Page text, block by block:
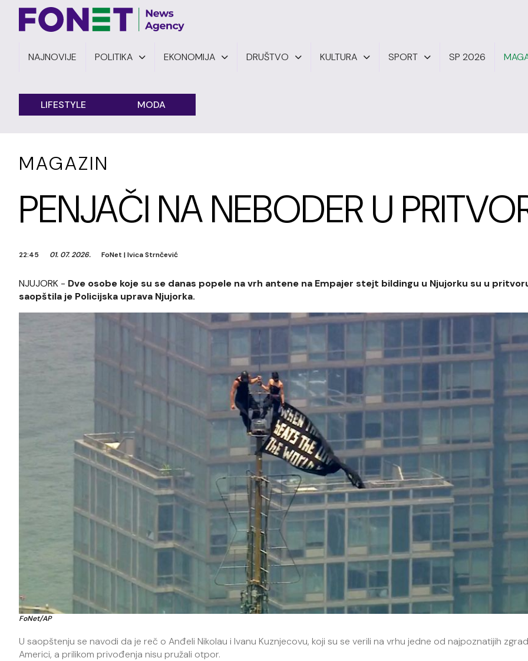
NAJNOVIJE POLITIKA EKONOMIJA DRUŠTVO KULTURA SPORT SP 2026
LIFESTYLE MODA
MAGAZIN
PENJAČI NA NEBODER U
22:45 01. 07. 2026. FoNet |Ivica Strnčević
NJUJORK - Dve osobe koje su se danas popele na vrh antene na Empajer stejt bildingu u Njujorku su u
saopštila je Policijska uprava Njujorka.
FoNet/AP
U saopštenju se navodi da je reč o Anđeli Nikolau i Ivanu Kuznjecovu, koji su se verili na vrhu jedne od najpoznatijih
Americi, a prilikom privođenja nisu pružali otpor.